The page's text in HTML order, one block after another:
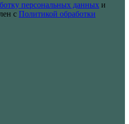
персональных данных и
с Политикой обработки